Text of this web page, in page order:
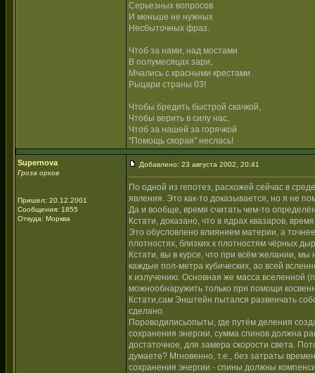
Серьезных вопросов
И меньше не нужных
Несбыточных фраз.
Чтоб за нами, над мостами
В полумесяцах зари,
Мчались с красными крестами
Рыцари страны 03!
Чтобы бредить быстрой скачкой,
Чтобы верить в силу нас,
Чтоб за нашей за горячкой
"Помощь скорая" неслась!
Supernova
Гроза орков
Пришел: 20.12.2001
Сообщения: 1855
Откуда: Морква
Добавлено: 23 августа 2002, 20:41
По одной из гепотез, расхожей сейчас в
явления. Это как-то доказывается, но я не
Да и вообще, время считать чем-то
Кстати, доказано, что в ядрах квазаров,
Это обусловлено влиянием материи, а
плотностях, близких к плотностям чёрных
Кстати, вы в курсе, что при всём желании,
каждые пол-метра кубических, ао всей
к излучению. Основная же масса вселенной
можнообнаружить только при помощи
Кстати,сам Энштейн пытался развенчать
сделано.
Пороводилисьопыты, где путём деления
сохранения энергии, сумма спинов должна
достаточное, для замера скорости света.
думаете? Мгновенно, т.е., без затраты
сохранения энергии - спины должны